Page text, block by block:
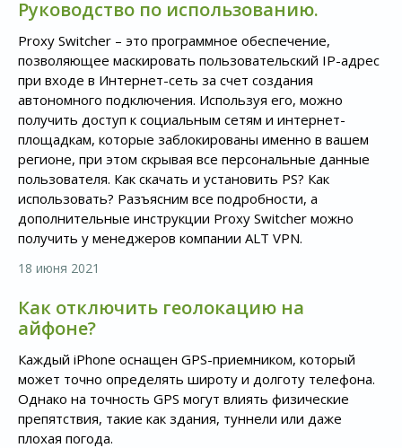
Руководство по использованию.
Proxy Switcher – это программное обеспечение,
позволяющее маскировать пользовательский IP-адрес
при входе в Интернет-сеть за счет создания
автономного подключения. Используя его, можно
получить доступ к социальным сетям и интернет-
площадкам, которые заблокированы именно в вашем
регионе, при этом скрывая все персональные данные
пользователя. Как скачать и установить PS? Как
использовать? Разъясним все подробности, а
дополнительные инструкции Proxy Switcher можно
получить у менеджеров компании ALT VPN.
18 июня 2021
Как отключить геолокацию на
айфоне?
Каждый iPhone оснащен GPS-приемником, который
может точно определять широту и долготу телефона.
Однако на точность GPS могут влиять физические
препятствия, такие как здания, туннели или даже
плохая погода.